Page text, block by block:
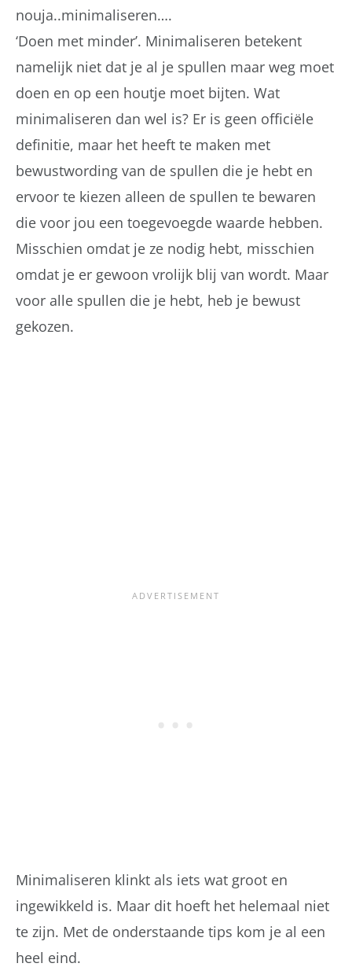
nouja..minimaliseren….
‘Doen met minder’. Minimaliseren betekent
namelijk niet dat je al je spullen maar weg moet
doen en op een houtje moet bijten. Wat
minimaliseren dan wel is? Er is geen officiële
definitie, maar het heeft te maken met
bewustwording van de spullen die je hebt en
ervoor te kiezen alleen de spullen te bewaren
die voor jou een toegevoegde waarde hebben.
Misschien omdat je ze nodig hebt, misschien
omdat je er gewoon vrolijk blij van wordt. Maar
voor alle spullen die je hebt, heb je bewust
gekozen.
Minimaliseren klinkt als iets wat groot en
ingewikkeld is. Maar dit hoeft het helemaal niet
te zijn. Met de onderstaande tips kom je al een
heel eind.